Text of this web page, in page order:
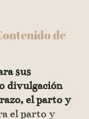
de
sus
divulgación
el parto y
el parto y